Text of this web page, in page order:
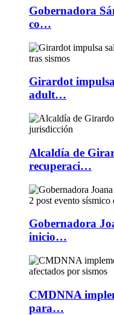
Gobernadora
co…
Girardot
adult…
Alcaldía de
recuperaci…
Gobernadora
inicio…
CMDNNA
para…